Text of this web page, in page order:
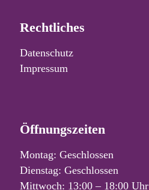
Rechtliches
Datenschutz
Impressum
Öffnungszeiten
Montag: Geschlossen
Dienstag: Geschlossen
Mittwoch: 13:00 – 18:00 Uhr